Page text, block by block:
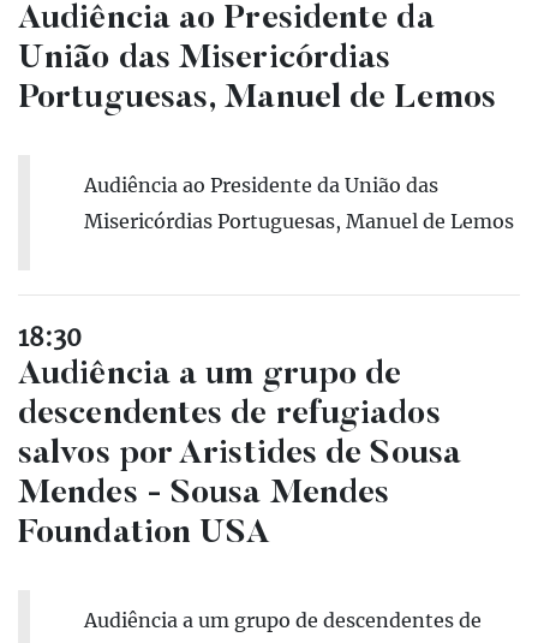
Audiência ao Presidente da
União das Misericórdias
Portuguesas, Manuel de Lemos
Audiência ao Presidente da União das
Misericórdias Portuguesas, Manuel de Lemos
18:30
Audiência a um grupo de
descendentes de refugiados
salvos por Aristides de Sousa
Mendes - Sousa Mendes
Foundation USA
Audiência a um grupo de descendentes de